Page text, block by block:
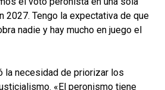
2027. Tengo la expectativa de que
nadie y hay mucho en juego el
la necesidad de priorizar los
«El peronismo tiene